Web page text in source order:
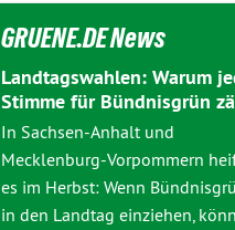
GRUENE.DE News
Landtagswahlen: Warum
Stimme für Bündnisgrün
In Sachsen-Anhalt und
Mecklenburg-Vorpommern
es im Herbst: Wenn
in den Landtag einziehen,